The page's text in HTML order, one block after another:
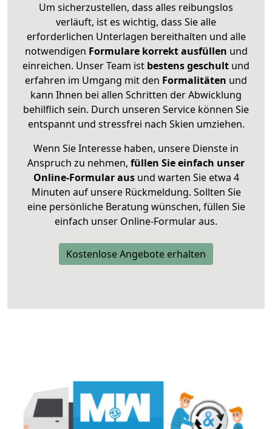
Um sicherzustellen, dass alles reibungslos
verläuft, ist es wichtig, dass Sie alle
erforderlichen Unterlagen bereithalten und alle
notwendigen Formulare korrekt ausfüllen und
einreichen. Unser Team ist bestens geschult und
erfahren im Umgang mit den Formalitäten und
kann Ihnen bei allen Schritten der Abwicklung
behilflich sein. Durch unseren Service können Sie
entspannt und stressfrei nach Skien umziehen.
Wenn Sie Interesse haben, unsere Dienste in
Anspruch zu nehmen, füllen Sie einfach unser
Online-Formular ausund warten Sie etwa 4
Minuten auf unsere Rückmeldung. Sollten Sie
eine persönliche Beratung wünschen, füllen Sie
einfach unser Online-Formular aus.
Kostenlose Angebote erhalten